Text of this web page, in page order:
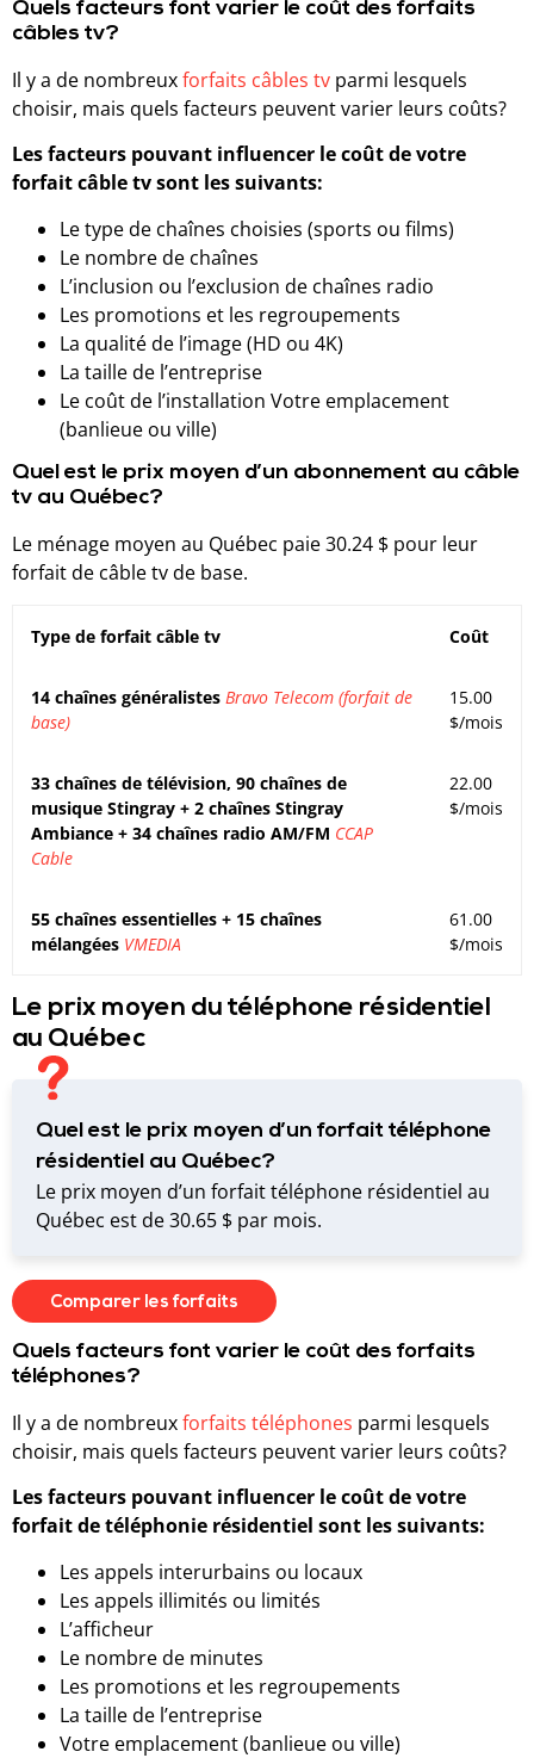
Quels facteurs font varier le coût des forfaits
câbles tv?
Il y a de nombreuxforfaits câbles tv parmi lesquels
choisir, mais quels facteurs peuvent varier leurs coûts?
Les facteurs pouvant influencer le coût de votre
forfait câble tv sont les suivants:
Le type de chaînes choisies (sports ou films)
Le nombre de chaînes
L’inclusion ou l’exclusion de chaînes radio
Les promotions et les regroupements
La qualité de l’image (HD ou 4K)
La taille de l’entreprise
Le coût de l’installation Votre emplacement
(banlieue ou ville)
Quel est le prix moyen d’un abonnement au câble
tv au Québec?
Le ménage moyen au Québec paie 30.24 $ pour leur
forfait de câble tv de base.
Type de forfait câble tv Coût
14 chaînes généralistes Bravo Telecom (forfait de
base)
15.00
$/mois
33 chaînes de télévision, 90 chaînes de
musique Stingray + 2 chaînes Stingray
Ambiance + 34 chaînes radio AM/FM CCAP
Cable
22.00
$/mois
55 chaînes essentielles + 15 chaînes
mélangées VMEDIA
61.00
$/mois
Le prix moyen du téléphone résidentiel
au Québec
Quel est le prix moyen d’un forfait téléphone
résidentiel au Québec?
Le prix moyen d’un forfait téléphone résidentiel au
Québec est de 30.65 $ par mois.
Comparer les forfaits
Quels facteurs font varier le coût des forfaits
téléphones?
Il y a de nombreuxforfaits téléphones parmi lesquels
choisir, mais quels facteurs peuvent varier leurs coûts?
Les facteurs pouvant influencer le coût de votre
forfait de téléphonie résidentiel sont les suivants:
Les appels interurbains ou locaux
Les appels illimités ou limités
L’afficheur
Le nombre de minutes
Les promotions et les regroupements
La taille de l’entreprise
Votre emplacement (banlieue ou ville)